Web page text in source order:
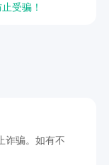
受骗！
诈骗。如有不